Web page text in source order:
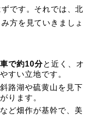
です。それでは、北
方を見ていきましょ
で約10分と近く、オ
すい立地です。
路湖や硫黄山を見下
ります。
ど畑作が基幹で、美